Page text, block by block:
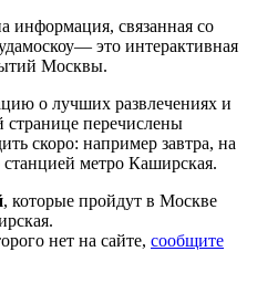
информация, связанная со
это интерактивная
Москвы.
о лучших развлечениях и
перечислены
скоро: например завтра, на
метро Каширская.
, которые пройдут в Москве
нет на сайте, сообщите